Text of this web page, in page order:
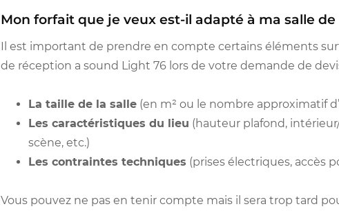
Mon forfait que je veux est-il adapté à ma salle
Il est important de prendre en compte certains éléments
de réception a sound Light 76 lors de votre demande de
La taille de la salle (en m² ou le nombre approximatif
Les caractéristiques du lieu (hauteur plafond,
scène, etc.)
Les contraintes techniques (prises électriques, accès
Vous pouvez ne pas en tenir compte mais il sera trop tard